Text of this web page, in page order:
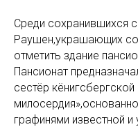
Среди сохранившихся
Раушен,украшающих
отметить здание
Пансионат
сестёр
графинями известной